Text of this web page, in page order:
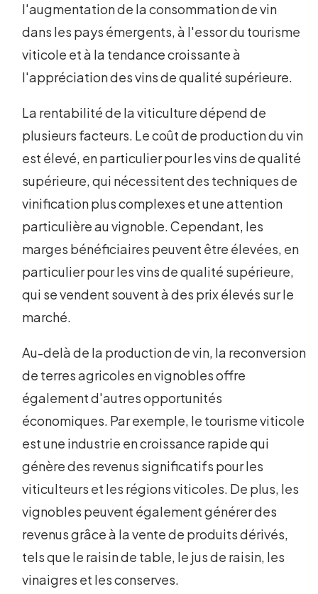
l'augmentation de la consommation de vin
dans les pays émergents, à l'essor du tourisme
viticole et à la tendance croissante à
l'appréciation des vins de qualité supérieure.
La rentabilité de la viticulture dépend de
plusieurs facteurs. Le coût de production du vin
est élevé, en particulier pour les vins de qualité
supérieure, qui nécessitent des techniques de
vinification plus complexes et une attention
particulière au vignoble. Cependant, les
marges bénéficiaires peuvent être élevées, en
particulier pour les vins de qualité supérieure,
qui se vendent souvent à des prix élevés sur le
marché.
Au-delà de la production de vin, la reconversion
de terres agricoles en vignobles offre
également d'autres opportunités
économiques. Par exemple, le tourisme viticole
est une industrie en croissance rapide qui
génère des revenus significatifs pour les
viticulteurs et les régions viticoles. De plus, les
vignobles peuvent également générer des
revenus grâce à la vente de produits dérivés,
tels que le raisin de table, le jus de raisin, les
vinaigres et les conserves.